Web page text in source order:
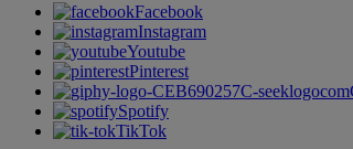
Facebook
Instagram
Youtube
Pinterest
Spotify
TikTok